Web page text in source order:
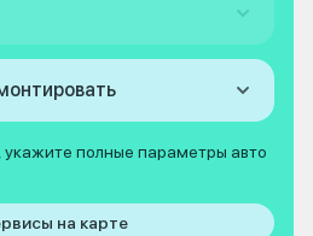
полные параметры авто
на карте